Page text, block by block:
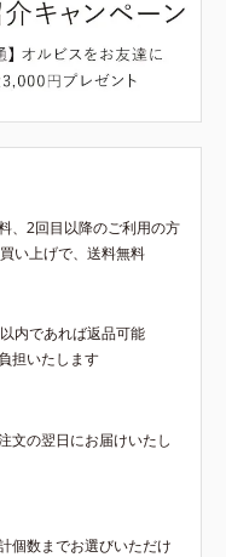
、2回目以降のご利用の方
い上げで、送料無料
内であれば返品可能
担いたします
文の翌日にお届けいたし
個数までお選びいただけ